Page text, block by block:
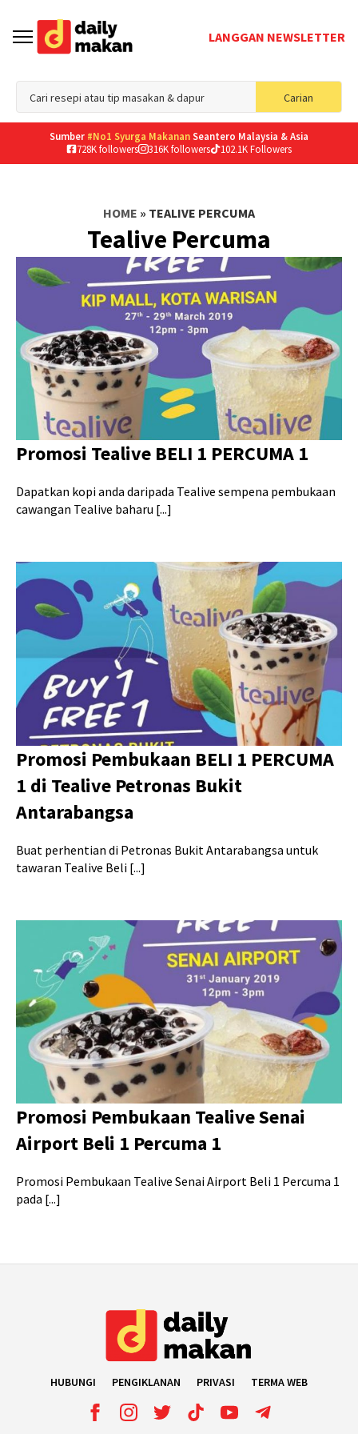
LANGGAN NEWSLETTER
Carian
for:
Sumber #No1 Syurga MakananSeantero Malaysia & Asia
728K followers
316K followers 102.1K Followers
HOME » TEALIVE PERCUMA
Tealive Percuma
Promosi Tealive BELI 1 PERCUMA 1
Dapatkan kopi anda daripada Tealive sempena pembukaan
cawangan Tealive baharu [...]
Promosi Pembukaan BELI 1 PERCUMA
1 di Tealive Petronas Bukit
Antarabangsa
Buat perhentian di Petronas Bukit Antarabangsa untuk
tawaran Tealive Beli [...]
Promosi Pembukaan Tealive Senai
Airport Beli 1 Percuma 1
Promosi Pembukaan Tealive Senai Airport Beli 1 Percuma 1
pada [...]
HUBUNGI PENGIKLANAN PRIVASI TERMA WEB